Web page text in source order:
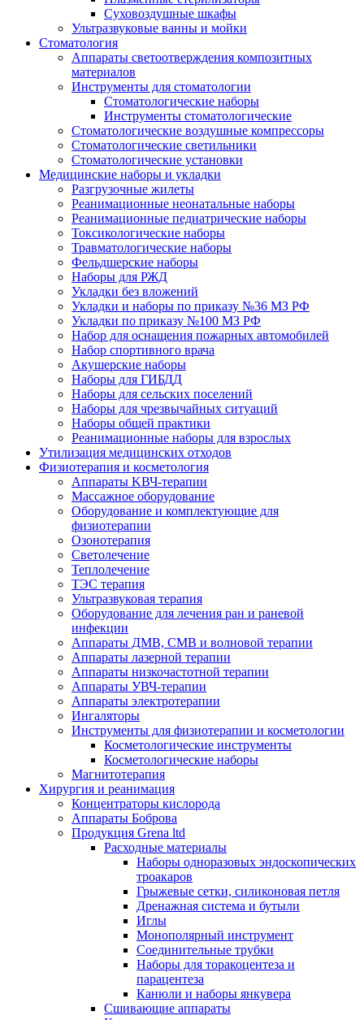
Суховоздушные шкафы
Ультразвуковые ванны и мойки
Стоматология
Аппараты светоотверждения композитных
материалов
Инструменты для стоматологии
Стоматологические наборы
Инструменты стоматологические
Стоматологические воздушные компрессоры
Стоматологические светильники
Стоматологические установки
Медицинские наборы и укладки
Разгрузочные жилеты
Реанимационные неонатальные наборы
Реанимационные педиатрические наборы
Токсикологические наборы
Травматологические наборы
Фельдшерские наборы
Наборы для РЖД
Укладки без вложений
Укладки и наборы по приказу №36 МЗ РФ
Укладки по приказу №100 МЗ РФ
Набор для оснащения пожарных автомобилей
Набор спортивного врача
Акушерские наборы
Наборы для ГИБДД
Наборы для сельских поселений
Наборы для чрезвычайных ситуаций
Наборы общей практики
Реанимационные наборы для взрослых
Утилизация медицинских отходов
Физиотерапия и косметология
Аппараты KВЧ-терапии
Массажное оборудование
Оборудование и комплектующие для
физиотерапии
Озонотерапия
Светолечение
Теплолечение
ТЭС терапия
Ультразвуковая терапия
Оборудование для лечения ран и раневой
инфекции
Аппараты ДМВ, СМВ и волновой терапии
Аппараты лазерной терапии
Аппараты низкочастотной терапии
Аппараты УВЧ-терапии
Аппараты электротерапии
Ингаляторы
Инструменты для физиотерапии и косметологии
Косметологические инструменты
Косметологические наборы
Магнитотерапия
Хирургия и реанимация
Концентраторы кислорода
Аппараты Боброва
Продукция Grena ltd
Расходные материалы
Наборы одноразовых эндоскопических
троакаров
Грыжевые сетки, силиконовая петля
Дренажная система и бутыли
Иглы
Монополярный инструмент
Соединительные трубки
Наборы для торакоцентеза и
парацентеза
Канюли и наборы янкувера
Сшивающие аппараты